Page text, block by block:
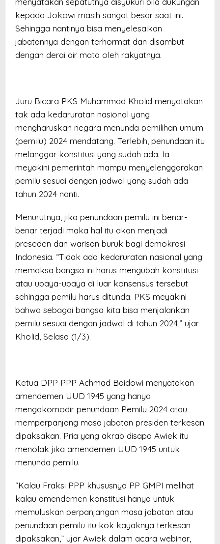
kepada Jokowi masih sangat besar saat ini.
Sehingga nantinya bisa menyelesaikan
jabatannya dengan terhormat dan disambut
dengan derai air mata oleh rakyatnya.
Juru Bicara PKS Muhammad Kholid menyatakan
tak ada kedaruratan nasional yang
mengharuskan negara menunda pemilihan umum
(pemilu) 2024 mendatang. Terlebih, penundaan itu
melanggar konstitusi yang sudah ada. Ia
meyakini pemerintah mampu menyelenggarakan
pemilu sesuai dengan jadwal yang sudah ada
tahun 2024 nanti.
Menurutnya, jika penundaan pemilu ini benar-
benar terjadi maka hal itu akan menjadi
preseden dan warisan buruk bagi demokrasi
Indonesia. “Tidak ada kedaruratan nasional yang
memaksa bangsa ini harus mengubah konstitusi
atau upaya-upaya di luar konsensus tersebut
sehingga pemilu harus ditunda. PKS meyakini
bahwa sebagai bangsa kita bisa menjalankan
pemilu sesuai dengan jadwal di tahun 2024,” ujar
Kholid, Selasa (1/3).
Ketua DPP PPP Achmad Baidowi menyatakan
amendemen UUD 1945 yang hanya
mengakomodir penundaan Pemilu 2024 atau
memperpanjang masa jabatan presiden terkesan
dipaksakan. Pria yang akrab disapa Awiek itu
menolak jika amendemen UUD 1945 untuk
menunda pemilu.
“Kalau Fraksi PPP khususnya PP GMPI melihat
kalau amendemen konstitusi hanya untuk
memuluskan perpanjangan masa jabatan atau
penundaan pemilu itu kok kayaknya terkesan
dipaksakan,” ujar Awiek dalam acara webinar,